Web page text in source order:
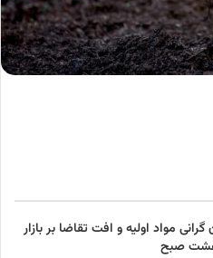
مواد اولیه و افت تقاضا بر بازار
صبح